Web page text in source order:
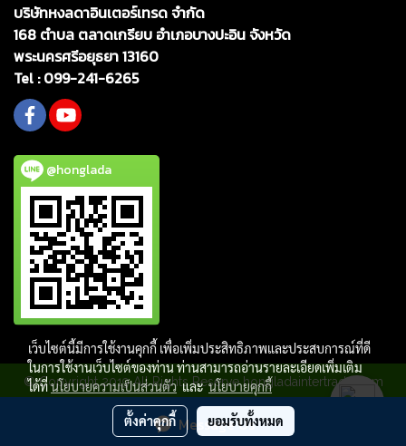
Message Us
บริษัทหงลดาอินเตอร์เทรด จำกัด
168 ตำบล ตลาดเกรียบ อำเภอบางปะอิน จังหวัด
พระนครศรีอยุธยา 13160
Tel :099-241-6265
@honglada
© Copyright 2019 All Rights Reserve hongladaintertrade.com
ผู้เข้าชมวันนี้
เว็บไซต์นี้มีการใช้งานคุกกี้ เพื่อเพิ่มประสิทธิภาพและประสบการณ์ที่ดี
ในการใช้งานเว็บไซต์ของท่าน ท่านสามารถอ่านรายละเอียดเพิ่มเติม
ได้ที่นโยบายความเป็นส่วนตัวและนโยบายคุกกี้
ตั้งค่าคุกกี้ ยอมรับทั้งหมด